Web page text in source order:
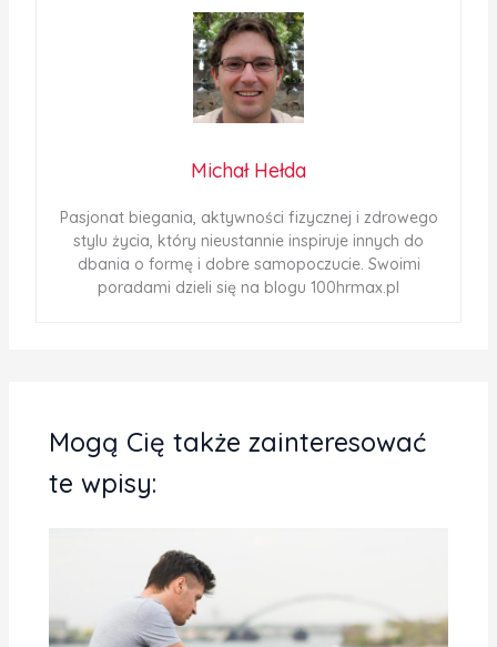
Michał Hełda
Pasjonat biegania, aktywności fizycznej i zdrowego
stylu życia, który nieustannie inspiruje innych do
dbania o formę i dobre samopoczucie. Swoimi
poradami dzieli się na blogu 100hrmax.pl
Mogą Cię także zainteresować
te wpisy: